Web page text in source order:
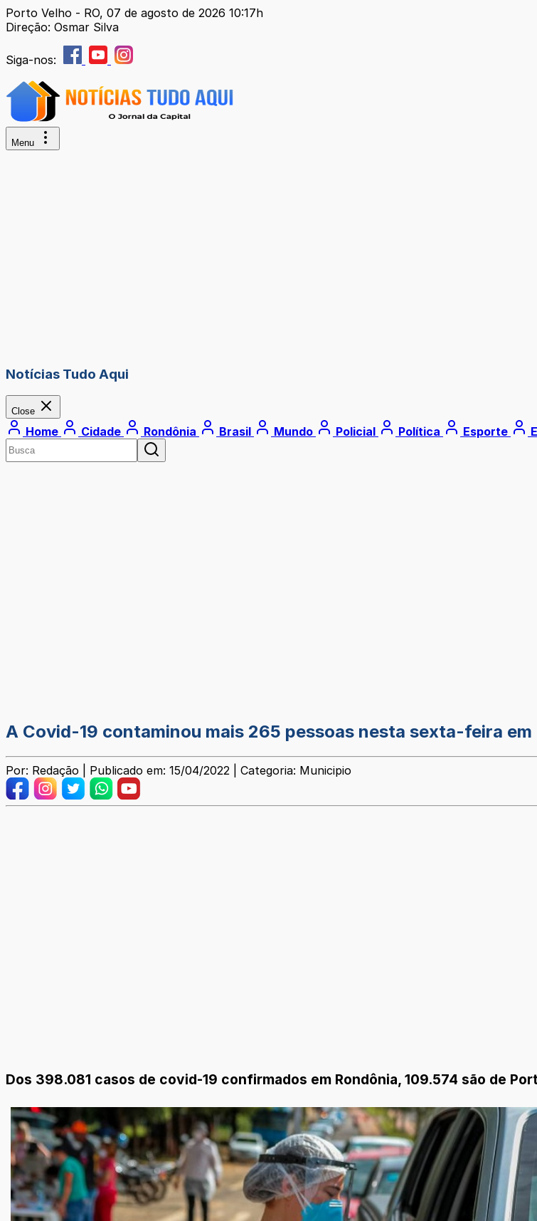
Porto Velho - RO, 07 de agosto de 2026 10:17h
Direção: Osmar Silva
Siga-nos:
Menu
Notícias Tudo Aqui
Close
Home Cidade Rondônia Brasil Mundo Policial Política Esporte
A Covid-19 contaminou mais 265 pessoas nesta sexta-feira em
Por: Redação | Publicado em: 15/04/2022 | Categoria: Municipio
Dos 398.081 casos de covid-19 confirmados em Rondônia, 109.574 são de